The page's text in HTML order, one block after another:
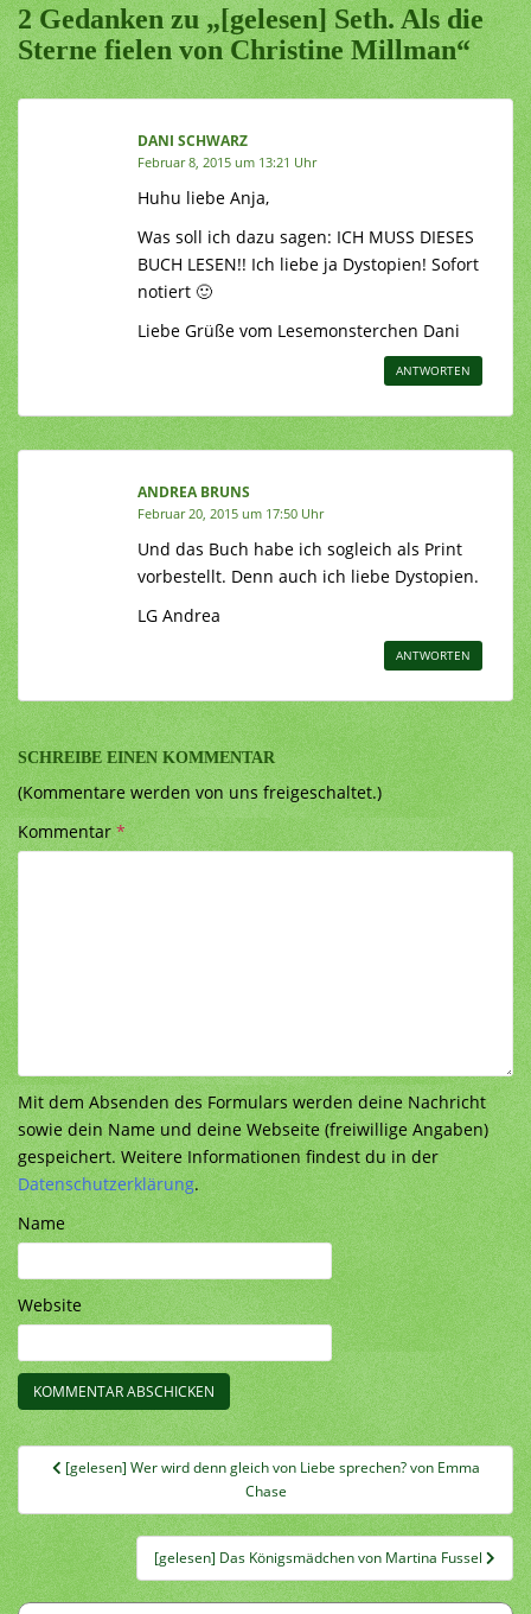
2 Gedanken zu „[gelesen] Seth. Als die
Sterne fielen von Christine Millman“
DANI SCHWARZ
Februar 8, 2015 um 13:21 Uhr
Huhu liebe Anja,
Was soll ich dazu sagen: ICH MUSS DIESES
BUCH LESEN!! Ich liebe ja Dystopien! Sofort
notiert 🙂
Liebe Grüße vom Lesemonsterchen Dani
ANTWORTEN
ANDREA BRUNS
Februar 20, 2015 um 17:50 Uhr
Und das Buch habe ich sogleich als Print
vorbestellt. Denn auch ich liebe Dystopien.
LG Andrea
ANTWORTEN
SCHREIBE EINEN KOMMENTAR
(Kommentare werden von uns freigeschaltet.)
Kommentar*
Mit dem Absenden des Formulars werden deine Nachricht
sowie dein Name und deine Webseite (freiwillige Angaben)
gespeichert. Weitere Informationen findest du in der
Datenschutzerklärung.
Name
Website
Beitragsnavigation
[gelesen] Wer wird denn gleich von Liebe sprechen? von Emma
Chase
[gelesen] Das Königsmädchen von Martina Fussel